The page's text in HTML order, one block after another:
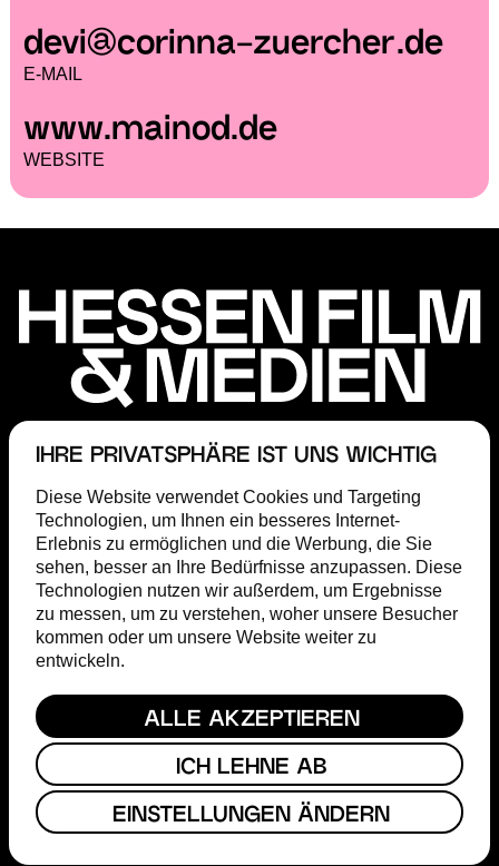
IHRE PRIVATSPHÄRE IST UNS WICHTIG
Diese Website verwendet Cookies und Targeting
Technologien, um Ihnen ein besseres Internet-
Erlebnis zu ermöglichen und die Werbung, die Sie
sehen, besser an Ihre Bedürfnisse anzupassen. Diese
Technologien nutzen wir außerdem, um Ergebnisse
zu messen, um zu verstehen, woher unsere Besucher
kommen oder um unsere Website weiter zu
entwickeln.
ALLE AKZEPTIEREN
ICH LEHNE AB
EINSTELLUNGEN ÄNDERN
devi@corinna-zuercher.de
E-MAIL
www.mainod.de
WEBSITE
FILM COMMISSION
ABOUT
STEP
MAGAZIN
TERMINE
PRESSE
HESSISCHER FILM- & KINOPREIS
FACEBOOK
INSTAGRAM
YOUTUBE
KONTAKT
IMPRESSUM